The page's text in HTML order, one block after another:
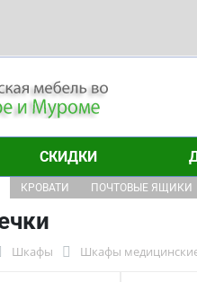
СКИДКИ
КРОВАТИ ПОЧТОВЫЕ ЯЩИКИ
Шкафы Шкафы